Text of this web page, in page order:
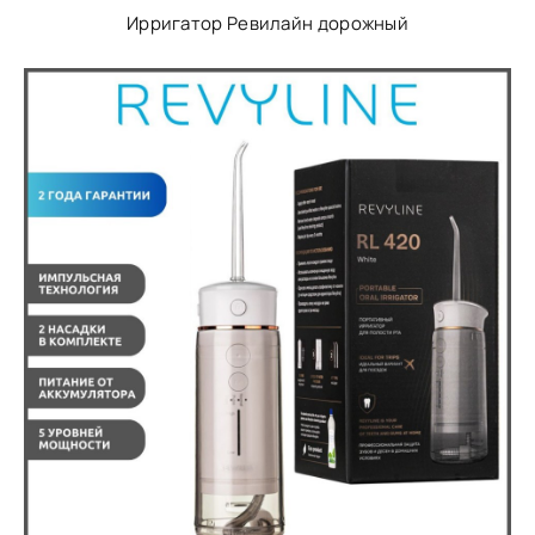
Ирригатор Ревилайн дорожный